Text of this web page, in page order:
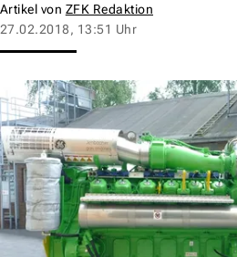
Artikel von ZFK Redaktion
27.02.2018, 13:51 Uhr